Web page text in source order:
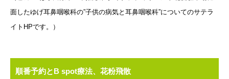
面したゆげ耳鼻咽喉科の”子供の病気と耳鼻咽喉科”についてのサテラ
イトHPです。）
順番予約とB spot療法、花粉飛散